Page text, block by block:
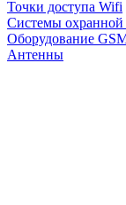
Точки доступа Wifi
Системы охранной
Оборудование
Антенны